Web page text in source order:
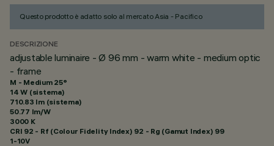
Questo prodotto è adatto solo al mercato Asia - Pacifico
DESCRIZIONE
adjustable luminaire - Ø 96 mm - warm white - medium optic
- frame
M - Medium 25°
14 W (sistema)
710.83 lm (sistema)
50.77 lm/W
3000 K
CRI 92 - Rf (Colour Fidelity Index) 92 - Rg (Gamut Index) 99
1-10V